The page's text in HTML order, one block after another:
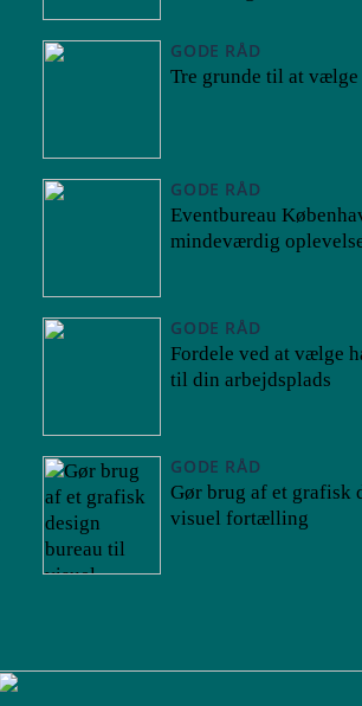
GODE RÅD
Tre grunde til at
GODE RÅD
Eventbureau
mindeværdig
GODE RÅD
Fordele ved at vælge
til din arbejdsplads
GODE RÅD
Gør brug af et grafisk
visuel fortælling